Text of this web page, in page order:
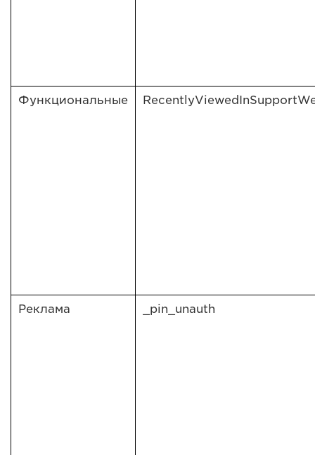
Функциональные
Реклама _pin_unauth